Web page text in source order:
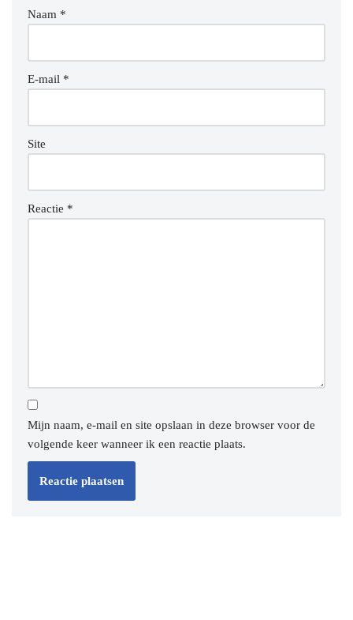
Naam *
E-mail *
Site
Reactie *
Mijn naam, e-mail en site opslaan in deze browser voor de
volgende keer wanneer ik een reactie plaats.